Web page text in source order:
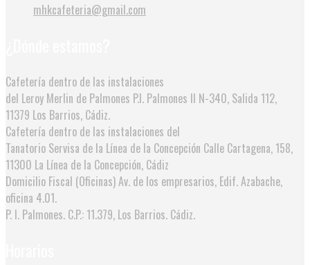
mhkcafeteria@gmail.com
Cafetería dentro de las instalaciones
del Leroy Merlin de Palmones P.I. Palmones II N-340, Salida 112,
11379 Los Barrios, Cádiz.
Cafetería dentro de las instalaciones del
Tanatorio Servisa de la Línea de la Concepción Calle Cartagena, 158,
11300 La Línea de la Concepción, Cádiz
Domicilio Fiscal (Oficinas)Av. de los empresarios, Edif. Azabache,
oficina 4.01.
P. I. Palmones. C.P.: 11.379, Los Barrios. Cádiz.